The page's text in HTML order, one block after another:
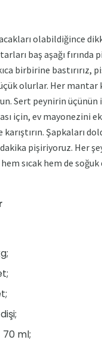
olabildiğince
baş aşağı fırında
birbirine bastırırız,
olurlar. Her mantar
Sert peynirin üçünün
için, ev mayonezini
karıştırın. Şapkaları
dakika pişiriyoruz. Her
sıcak hem de
ml;